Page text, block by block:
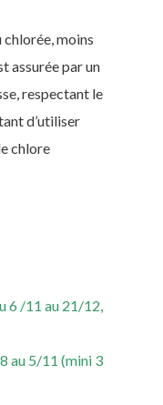
chlorée, moins
assurée par un
respectant le
d’utiliser
chlore
6 /11 au 21/12,
au 5/11 (mini 3